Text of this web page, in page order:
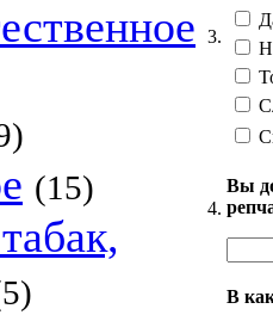
(15)
3.
4.
Вы
В